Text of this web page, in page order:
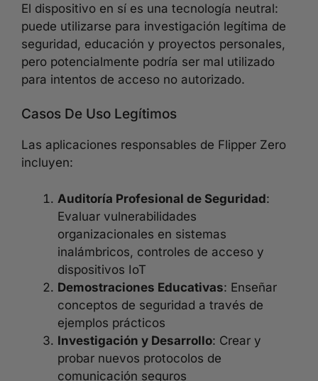
El dispositivo en sí es una tecnología neutral:
puede utilizarse para investigación legítima de
seguridad, educación y proyectos personales,
pero potencialmente podría ser mal utilizado
para intentos de acceso no autorizado.
Casos De Uso Legítimos
Las aplicaciones responsables de Flipper Zero
incluyen:
Auditoría Profesional de Seguridad:
Evaluar vulnerabilidades
organizacionales en sistemas
inalámbricos, controles de acceso y
dispositivos IoT
Demostraciones Educativas: Enseñar
conceptos de seguridad a través de
ejemplos prácticos
Investigación y Desarrollo: Crear y
probar nuevos protocolos de
comunicación seguros